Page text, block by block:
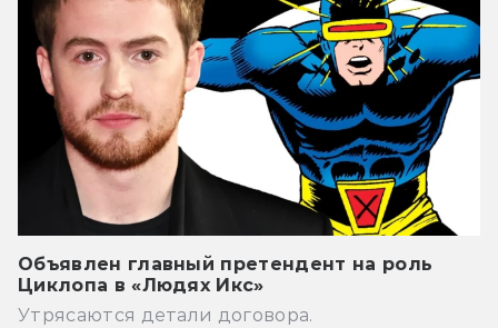
Объявлен главный претендент на роль
Циклопа в «Людях Икс»
Утрясаются детали договора.